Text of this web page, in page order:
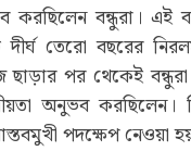
বন্ধুরা। এই
তেরো বছরের
পর থেকেই বন্ধুরা
অনুভব
পদক্ষেপ নেওয়া